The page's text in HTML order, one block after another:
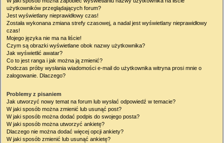
użytkowników przeglądających forum?
Jest wyświetlany nieprawidłowy czas!
Została wykonana zmiana strefy czasowej, a nadal jest wyświetlany nieprawidłowy
czas!
Mojego języka nie ma na liście!
Czym są obrazki wyświetlane obok nazwy użytkownika?
Jak wyświetlić awatar?
Co to jest ranga i jak można ją zmienić?
Podczas próby wysłania wiadomości e-mail do użytkownika witryna prosi mnie o
zalogowanie. Dlaczego?
Problemy z pisaniem
Jak utworzyć nowy temat na forum lub wysłać odpowiedź w temacie?
W jaki sposób można zmienić lub usunąć post?
W jaki sposób można dodać podpis do swojego posta?
W jaki sposób można utworzyć ankietę?
Dlaczego nie można dodać więcej opcji ankiety?
W jaki sposób zmienić lub usunąć ankietę?